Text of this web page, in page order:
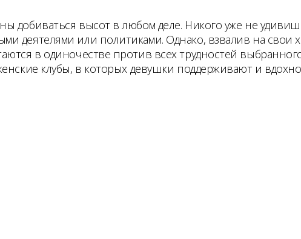
добиваться высот в любом деле. Никого уже не
деятелями или политиками. Однако, взвалив на
в одиночестве против всех трудностей
клубы, в которых девушки поддерживают и